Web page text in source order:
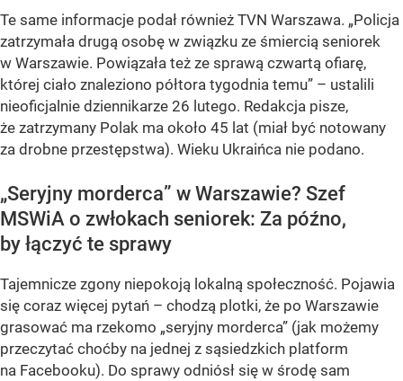
Te same informacje podał również TVN Warszawa. „Policja
zatrzymała drugą osobę w związku ze śmiercią seniorek
w Warszawie. Powiązała też ze sprawą czwartą ofiarę,
której ciało znaleziono półtora tygodnia temu” – ustalili
nieoficjalnie dziennikarze 26 lutego. Redakcja pisze,
że zatrzymany Polak ma około 45 lat (miał być notowany
za drobne przestępstwa). Wieku Ukraińca nie podano.
„Seryjny morderca” w Warszawie? Szef
MSWiA o zwłokach seniorek: Za późno,
by łączyć te sprawy
Tajemnicze zgony niepokoją lokalną społeczność. Pojawia
się coraz więcej pytań – chodzą plotki, że po Warszawie
grasować ma rzekomo „seryjny morderca” (jak możemy
przeczytać choćby na jednej z sąsiedzkich platform
na Facebooku). Do sprawy odniósł się w środę sam